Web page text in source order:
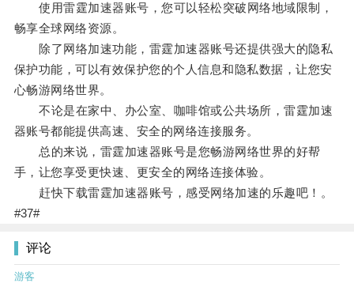
使用雷霆加速器账号，您可以轻松突破网络地域限制，
畅享全球网络资源。
除了网络加速功能，雷霆加速器账号还提供强大的隐私
保护功能，可以有效保护您的个人信息和隐私数据，让您安
心畅游网络世界。
不论是在家中、办公室、咖啡馆或公共场所，雷霆加速
器账号都能提供高速、安全的网络连接服务。
总的来说，雷霆加速器账号是您畅游网络世界的好帮
手，让您享受更快速、更安全的网络连接体验。
赶快下载雷霆加速器账号，感受网络加速的乐趣吧！。
#37#
评论
游客